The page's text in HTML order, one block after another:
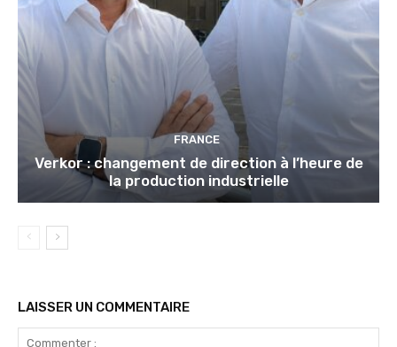
FRANCE
Verkor : changement de direction à l’heure de
la production industrielle
LAISSER UN COMMENTAIRE